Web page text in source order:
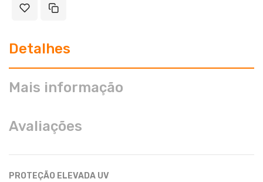
Detalhes
Mais informação
Avaliações
PROTEÇÃO ELEVADA UV